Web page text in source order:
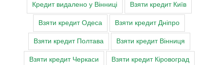
Кредит видалено у Вінниці Взяти кредит Київ
Взяти кредит Одеса Взяти кредит Дніпро
Взяти кредит Полтава Взяти кредит Вінниця
Взяти кредит Черкаси Взяти кредит Кіровоград